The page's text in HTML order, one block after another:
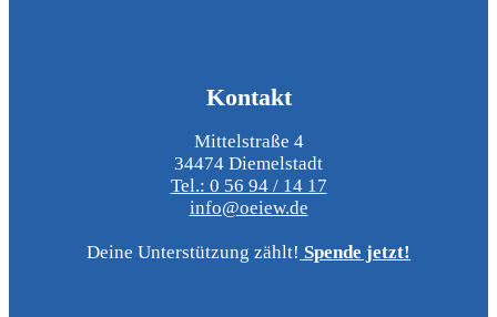
Kontakt
Mittelstraße 4
34474 Diemelstadt
Tel.: 0 56 94 / 14 17
info@oeiew.de
Deine Unterstützung zählt! Spende jetzt!